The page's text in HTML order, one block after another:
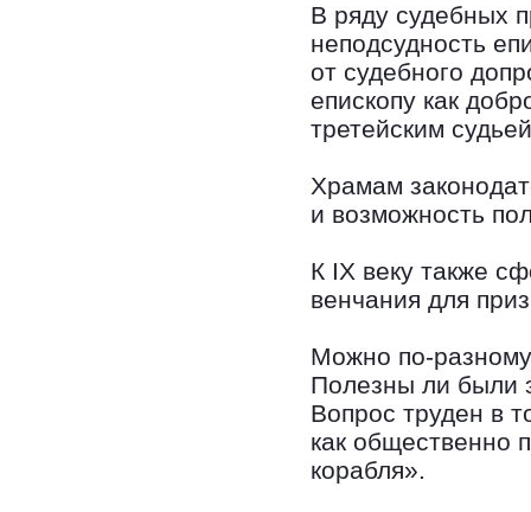
В ряду судебных
неподсудность
от судебного
епископу как
третейским
Храмам
и возможность
К IX веку также
венчания для
Можно по-
Полезны ли были
Вопрос труден в
как общественно
корабля».